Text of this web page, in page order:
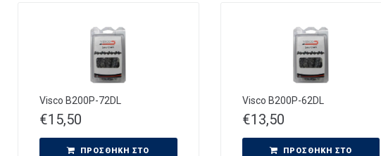
Visco B200P-72DL
€15,50
ΠΡΟΣΘΉΚΗ ΣΤΟ
Visco B200P-62DL
€13,50
ΠΡΟΣΘΉΚΗ ΣΤΟ